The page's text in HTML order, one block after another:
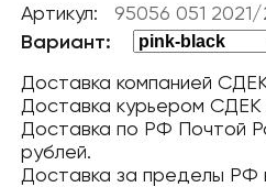
Артикул: 95056 051
Вариант:
Доставка компанией
Доставка курьером
Доставка по РФ Почтой
рублей.
Доставка за пределы РФ